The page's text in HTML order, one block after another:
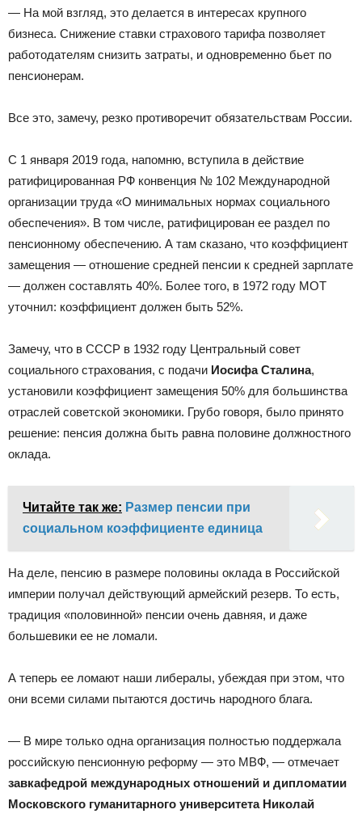
— На мой взгляд, это делается в интересах крупного
бизнеса. Снижение ставки страхового тарифа позволяет
работодателям снизить затраты, и одновременно бьет по
пенсионерам.
Все это, замечу, резко противоречит обязательствам России.
С 1 января 2019 года, напомню, вступила в действие
ратифицированная РФ конвенция № 102 Международной
организации труда «О минимальных нормах социального
обеспечения». В том числе, ратифицирован ее раздел по
пенсионному обеспечению. А там сказано, что коэффициент
замещения — отношение средней пенсии к средней зарплате
— должен составлять 40%. Более того, в 1972 году МОТ
уточнил: коэффициент должен быть 52%.
Замечу, что в СССР в 1932 году Центральный совет
социального страхования, с подачи Иосифа Сталина,
установили коэффициент замещения 50% для большинства
отраслей советской экономики. Грубо говоря, было принято
решение: пенсия должна быть равна половине должностного
оклада.
Читайте так же: Размер пенсии при
социальном коэффициенте единица
На деле, пенсию в размере половины оклада в Российской
империи получал действующий армейский резерв. То есть,
традиция «половинной» пенсии очень давняя, и даже
большевики ее не ломали.
А теперь ее ломают наши либералы, убеждая при этом, что
они всеми силами пытаются достичь народного блага.
— В мире только одна организация полностью поддержала
российскую пенсионную реформу — это МВФ, — отмечает
завкафедрой международных отношений и дипломатии
Московского гуманитарного университета Николай